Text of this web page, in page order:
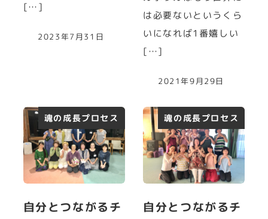
[…]
2023年7月31日
は必要ないというくら
いになれば1番嬉しい
[…]
2021年9月29日
魂の成長プロセス
自分とつながるチ
魂の成長プロセス
自分とつながるチ